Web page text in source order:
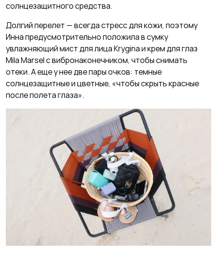
солнцезащитного средства.
Долгий перелет — всегда стресс для кожи, поэтому
Инна предусмотрительно положила в сумку
увлажняющий мист для лица Krygina и крем для глаз
Mila Marsel с вибронаконечником, чтобы снимать
отеки. А еще у нее две пары очков: темные
солнцезащитные и цветные, «чтобы скрыть красные
после полета глаза».